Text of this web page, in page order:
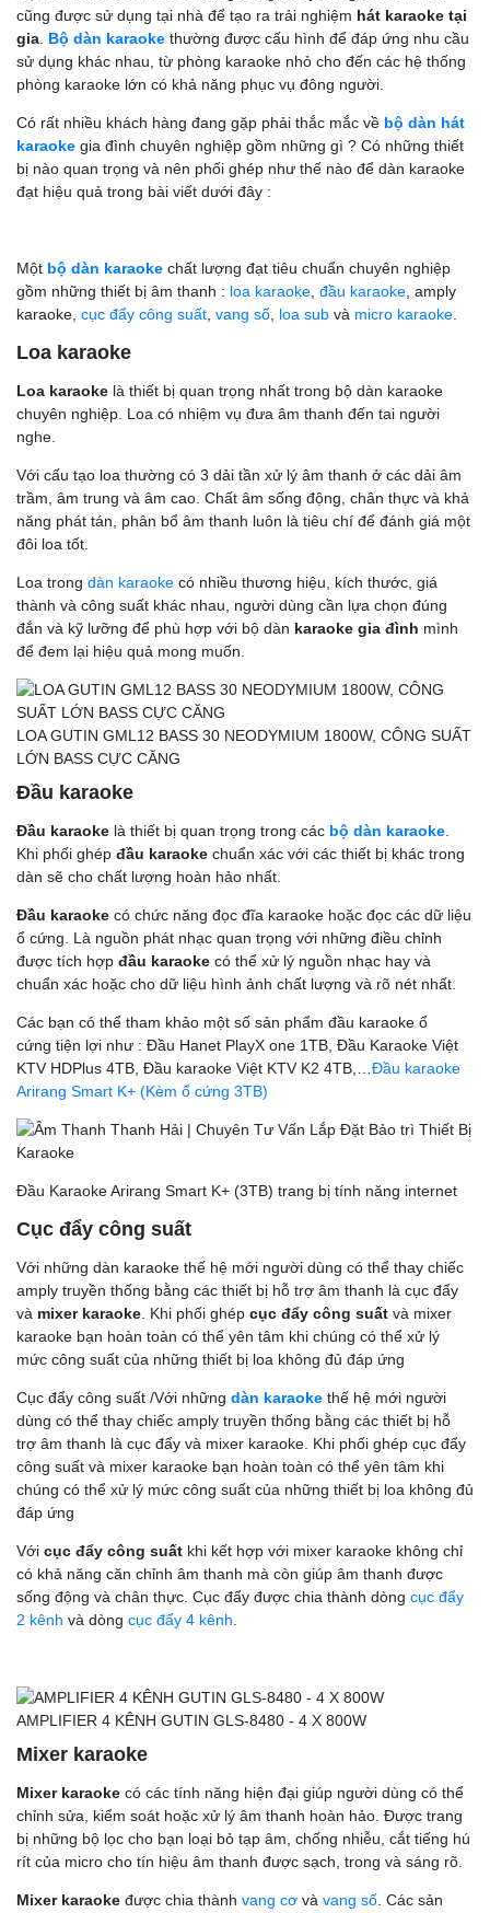
cũng được sử dụng tại nhà để tạo ra trải nghiệm hát karaoke tại
gia. Bộ dàn karaoke thường được cấu hình để đáp ứng nhu cầu
sử dụng khác nhau, từ phòng karaoke nhỏ cho đến các hệ thống
phòng karaoke lớn có khả năng phục vụ đông người.
Có rất nhiều khách hàng đang gặp phải thắc mắc về bộ dàn hát
karaoke gia đình chuyên nghiệp gồm những gì ? Có những thiết
bị nào quan trọng và nên phối ghép như thế nào để dàn karaoke
đạt hiệu quả trong bài viết dưới đây :
Một bộ dàn karaoke chất lượng đạt tiêu chuẩn chuyên nghiệp
gồm những thiết bị âm thanh : loa karaoke, đầu karaoke, amply
karaoke, cục đẩy công suất, vang số, loa sub và micro karaoke.
Loa karaoke
Loa karaoke là thiết bị quan trọng nhất trong bộ dàn karaoke
chuyên nghiệp. Loa có nhiệm vụ đưa âm thanh đến tai người
nghe.
Với cấu tạo loa thường có 3 dải tần xử lý âm thanh ở các dải âm
trầm, âm trung và âm cao. Chất âm sống động, chân thực và khả
năng phát tán, phân bổ âm thanh luôn là tiêu chí để đánh giá một
đôi loa tốt.
Loa trong dàn karaoke có nhiều thương hiệu, kích thước, giá
thành và công suất khác nhau, người dùng cần lựa chọn đúng
đắn và kỹ lưỡng để phù hợp với bộ dàn karaoke gia đình mình
để đem lại hiệu quả mong muốn.
LOA GUTIN GML12 BASS 30 NEODYMIUM 1800W, CÔNG SUẤT
LỚN BASS CỰC CĂNG
Đầu karaoke
Đầu karaoke là thiết bị quan trọng trong các bộ dàn karaoke.
Khi phối ghép đầu karaoke chuẩn xác với các thiết bị khác trong
dàn sẽ cho chất lượng hoàn hảo nhất.
Đầu karaoke có chức năng đọc đĩa karaoke hoặc đọc các dữ liệu
ổ cứng. Là nguồn phát nhạc quan trọng với những điều chỉnh
được tích hợp đầu karaoke có thể xử lý nguồn nhạc hay và
chuẩn xác hoặc cho dữ liệu hình ảnh chất lượng và rõ nét nhất.
Các bạn có thể tham khảo một số sản phẩm đầu karaoke ổ
cứng tiện lợi như : Đầu Hanet PlayX one 1TB, Đầu Karaoke Việt
KTV HDPlus 4TB, Đầu karaoke Việt KTV K2 4TB,…Đầu karaoke
Arirang Smart K+ (Kèm ổ cứng 3TB)
Đầu Karaoke Arirang Smart K+ (3TB) trang bị tính năng internet
Cục đẩy công suất
Với những dàn karaoke thế hệ mới người dùng có thể thay chiếc
amply truyền thống bằng các thiết bị hỗ trợ âm thanh là cục đẩy
và mixer karaoke. Khi phối ghép cục đẩy công suất và mixer
karaoke bạn hoàn toàn có thể yên tâm khi chúng có thể xử lý
mức công suất của những thiết bị loa không đủ đáp ứng
Cục đẩy công suất /Với những dàn karaoke thế hệ mới người
dùng có thể thay chiếc amply truyền thống bằng các thiết bị hỗ
trợ âm thanh là cục đẩy và mixer karaoke. Khi phối ghép cục đẩy
công suất và mixer karaoke bạn hoàn toàn có thể yên tâm khi
chúng có thể xử lý mức công suất của những thiết bị loa không đủ
đáp ứng
Với cục đẩy công suất khi kết hợp với mixer karaoke không chỉ
có khả năng căn chỉnh âm thanh mà còn giúp âm thanh được
sống động và chân thực. Cục đẩy được chia thành dòng cục đẩy
2 kênh và dòng cục đẩy 4 kênh.
AMPLIFIER 4 KÊNH GUTIN GLS-8480 - 4 X 800W
Mixer karaoke
Mixer karaoke có các tính năng hiện đại giúp người dùng có thể
chỉnh sửa, kiểm soát hoặc xử lý âm thanh hoàn hảo. Được trang
bị những bộ lọc cho bạn loại bỏ tạp âm, chống nhiễu, cắt tiếng hú
rít của micro cho tín hiệu âm thanh được sạch, trong và sáng rõ.
Mixer karaoke được chia thành vang cơ và vang số. Các sản